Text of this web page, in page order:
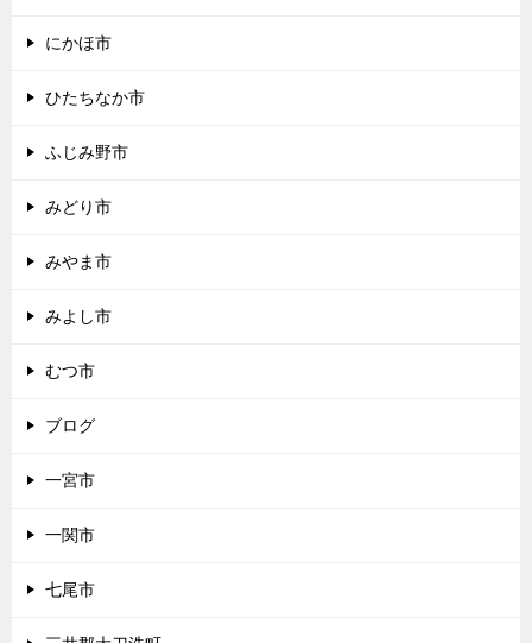
にかほ市
ひたちなか市
ふじみ野市
みどり市
みやま市
みよし市
むつ市
ブログ
一宮市
一関市
七尾市